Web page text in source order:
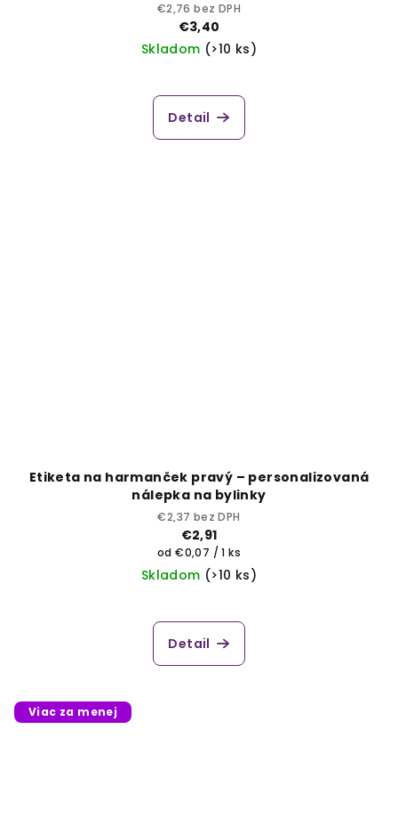
€2,76 bez DPH
€3,40
Skladom (>10 ks)
Detail
Etiketa na harmanček pravý – personalizovaná
nálepka na bylinky
€2,37 bez DPH
€2,91
Jednotková
cena:
od €0,07 / 1 ks
Skladom (>10 ks)
Detail
Viac za menej